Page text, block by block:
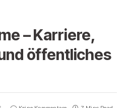
– Karriere,
öffentliches